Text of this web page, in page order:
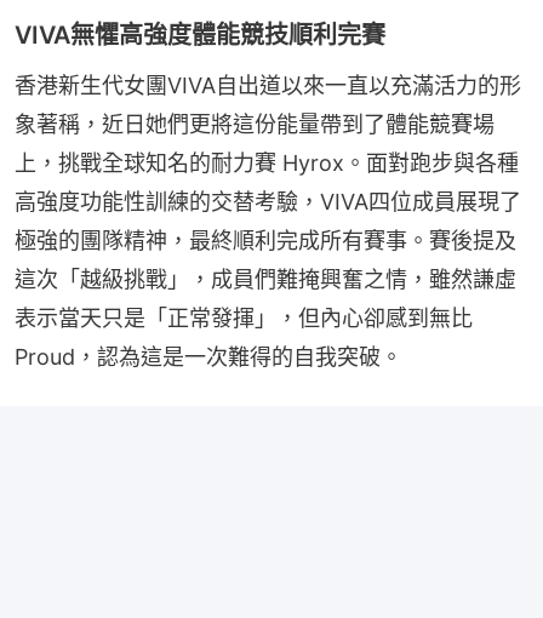
VIVA無懼高強度體能競技順利完賽
香港新生代女團VIVA自出道以來一直以充滿活力的形
象著稱，近日她們更將這份能量帶到了體能競賽場
上，挑戰全球知名的耐力賽 Hyrox。面對跑步與各種
高強度功能性訓練的交替考驗，VIVA四位成員展現了
極強的團隊精神，最終順利完成所有賽事。賽後提及
這次「越級挑戰」，成員們難掩興奮之情，雖然謙虛
表示當天只是「正常發揮」，但內心卻感到無比
Proud，認為這是一次難得的自我突破。